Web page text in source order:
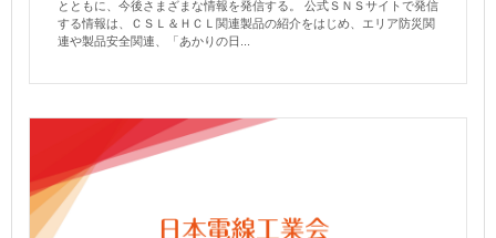
とともに、今後さまざまな情報を発信する。 公式ＳＮＳサイトで発信
する情報は、ＣＳＬ＆ＨＣＬ関連製品の紹介をはじめ、エリア防災関
連や製品安全関連、「あかりの日...